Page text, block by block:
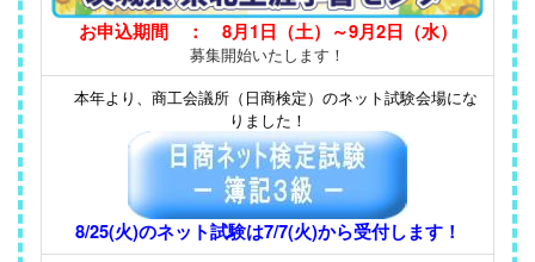
お申込期間 ： 8月1日（土）～9月2日（水）
募集開始いたします！
本年より、商工会議所（日商検定）のネット試験会場にな
りました！
8/25(火)のネット試験は7/7(火)から受付します！